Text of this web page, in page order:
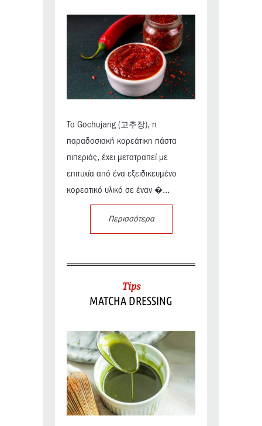
Το Gochujang (고추장), η
παραδοσιακή κορεάτικη πάστα
πιπεριάς, έχει μετατραπεί με
επιτυχία από ένα εξειδικευμένο
κορεατικό υλικό σε έναν �...
Περισσότερα
Tips
MATCHA DRESSING